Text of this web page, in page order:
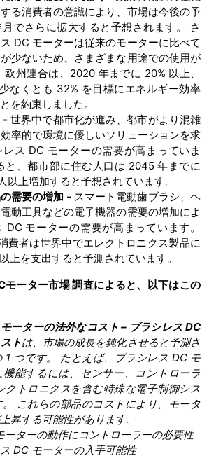
る消費者の意識により、市場は今後の予
でさらに拡大すると予想されます。 さ
DC モーターは従来のモーターに比べて
少ないため、さまざまな用途での使用が
州連合は、2020 年までに 20% 以上、
なくとも 32% を目標にエネルギー効率
を約束しました。
- 世界中で都市化が進み、都市がより混雑
率的で環境に優しいソリューションを求
ス DC モーターの需要が高まっていま
と、都市部に住む人口は 2045 年までに
以上増加すると予想されています。
需要の増加 - スマート電動歯ブラシ、ヘ
動工具などの電子機器の需要の増加によ
DC モーターの需要が高まっています。
費者は世界中でエレクトロニクス製品に
上を支出すると予測されています。
モーター市場 調査によると、以下はこの
ーターの法外なコスト – ブラシレス DC
トは、市場の成長を鈍化させると予測さ
1 つです。 たとえば、ブラシレス DC モ
機能するには、センサー、コントローラ
クトロニクスを含む特殊な電子制御シス
これらの部品のコストにより、モータ
昇する可能性があります。
ーターの動作にコントローラーの必要性
DC モーターの入手可能性